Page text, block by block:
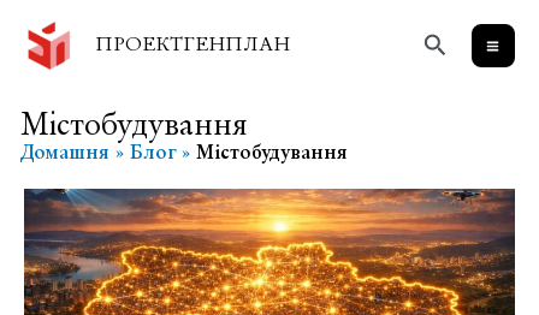
вмісту
ПРОЕКТГЕНПЛАН Пошук
Містобудування
Домашня Блог Містобудування